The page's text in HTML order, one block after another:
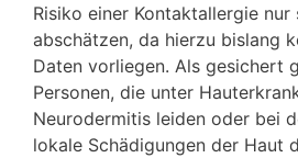
Risiko einer Kontaktallergie nur
abschätzen, da hierzu bislang
Daten vorliegen. Als gesichert
Personen, die unter
Neurodermitis leiden oder bei
lokale Schädigungen der Haut